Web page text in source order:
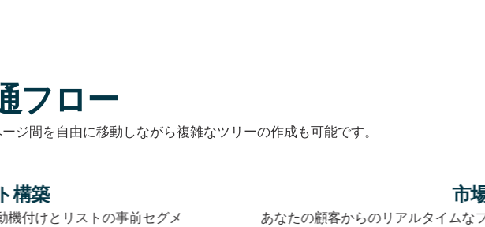
フロー
間を自由に移動しながら複雑なツリーの作成も可能です。
ックを、より良いビジネス上
アトリビ
購入後の質問を活用して、ユーザー